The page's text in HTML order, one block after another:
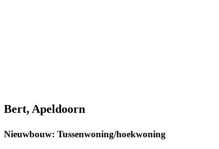
Bert, Apeldoorn
Nieuwbouw: Tussenwoning/hoekwoning